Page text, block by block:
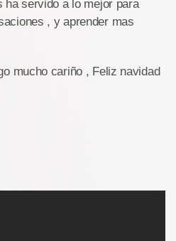
ha servido a lo mejor para
, y aprender mas
mucho cariño , Feliz navidad